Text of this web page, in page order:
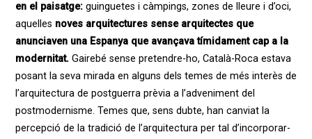
en el paisatge:guinguetes i càmpings, zones de lleure i d’oci,
aquelles noves arquitectures sense arquitectes que
anunciaven una Espanya que avançava tímidament cap a la
modernitat.Gairebé sense pretendre-ho, Català-Roca estava
posant la seva mirada en alguns dels temes de més interès de
l’arquitectura de postguerra prèvia a l’adveniment del
postmodernisme. Temes que, sens dubte, han canviat la
percepció de la tradició de l’arquitectura per tal d’incorporar-